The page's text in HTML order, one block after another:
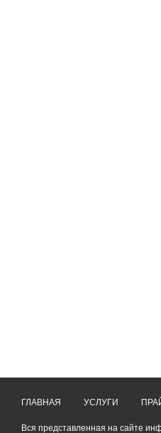
ГЛАВНАЯ УСЛУГИ
Вся представленная на сайте